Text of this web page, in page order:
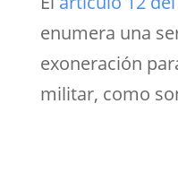
enumera una
exoneración
militar, como